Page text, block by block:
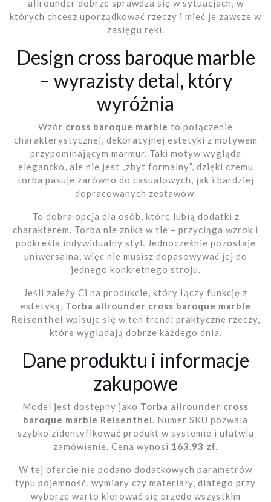
allrounder dobrze sprawdza się w sytuacjach, w
których chcesz uporządkować rzeczy i mieć je zawsze w
zasięgu ręki.
Design cross baroque marble
– wyrazisty detal, który
wyróżnia
Wzór cross baroque marble to połączenie
charakterystycznej, dekoracyjnej estetyki z motywem
przypominającym marmur. Taki motyw wygląda
elegancko, ale nie jest „zbyt formalny”, dzięki czemu
torba pasuje zarówno do casualowych, jak i bardziej
dopracowanych zestawów.
To dobra opcja dla osób, które lubią dodatki z
charakterem. Torba nie znika w tle – przyciąga wzrok i
podkreśla indywidualny styl. Jednocześnie pozostaje
uniwersalna, więc nie musisz dopasowywać jej do
jednego konkretnego stroju.
Jeśli zależy Ci na produkcie, który łączy funkcję z
estetyką, Torba allrounder cross baroque marble
Reisenthel wpisuje się w ten trend: praktyczne rzeczy,
które wyglądają dobrze każdego dnia.
Dane produktu i informacje
zakupowe
Model jest dostępny jako Torba allrounder cross
baroque marble Reisenthel. Numer SKU pozwala
szybko zidentyfikować produkt w systemie i ułatwia
zamówienie. Cena wynosi 163.93 zł.
W tej ofercie nie podano dodatkowych parametrów
typu pojemność, wymiary czy materiały, dlatego przy
wyborze warto kierować się przede wszystkim